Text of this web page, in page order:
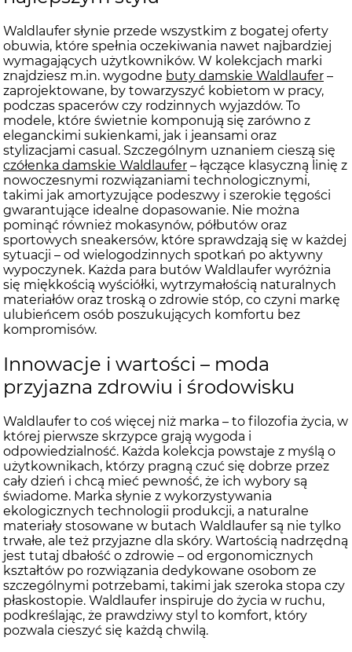
Waldlaufer słynie przede wszystkim z bogatej oferty
obuwia, które spełnia oczekiwania nawet najbardziej
wymagających użytkowników. W kolekcjach marki
znajdziesz m.in. wygodne buty damskie Waldlaufer –
zaprojektowane, by towarzyszyć kobietom w pracy,
podczas spacerów czy rodzinnych wyjazdów. To
modele, które świetnie komponują się zarówno z
eleganckimi sukienkami, jak i jeansami oraz
stylizacjami casual. Szczególnym uznaniem cieszą się
czółenka damskie Waldlaufer – łączące klasyczną linię z
nowoczesnymi rozwiązaniami technologicznymi,
takimi jak amortyzujące podeszwy i szerokie tęgości
gwarantujące idealne dopasowanie. Nie można
pominąć również mokasynów, półbutów oraz
sportowych sneakersów, które sprawdzają się w każdej
sytuacji – od wielogodzinnych spotkań po aktywny
wypoczynek. Każda para butów Waldlaufer wyróżnia
się miękkością wyściółki, wytrzymałością naturalnych
materiałów oraz troską o zdrowie stóp, co czyni markę
ulubieńcem osób poszukujących komfortu bez
kompromisów.
Innowacje i wartości – moda
przyjazna zdrowiu i środowisku
Waldlaufer to coś więcej niż marka – to filozofia życia, w
której pierwsze skrzypce grają wygoda i
odpowiedzialność. Każda kolekcja powstaje z myślą o
użytkownikach, którzy pragną czuć się dobrze przez
cały dzień i chcą mieć pewność, że ich wybory są
świadome. Marka słynie z wykorzystywania
ekologicznych technologii produkcji, a naturalne
materiały stosowane w butach Waldlaufer są nie tylko
trwałe, ale też przyjazne dla skóry. Wartością nadrzędną
jest tutaj dbałość o zdrowie – od ergonomicznych
kształtów po rozwiązania dedykowane osobom ze
szczególnymi potrzebami, takimi jak szeroka stopa czy
płaskostopie. Waldlaufer inspiruje do życia w ruchu,
podkreślając, że prawdziwy styl to komfort, który
pozwala cieszyć się każdą chwilą.